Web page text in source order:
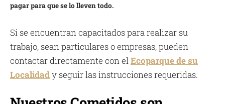
pagar para que se lo lleven todo.
Si se encuentran capacitados para realizar su
trabajo, sean particulares o empresas, pueden
contactar directamente con elEcoparque de su
Localidady seguir las instrucciones requeridas.